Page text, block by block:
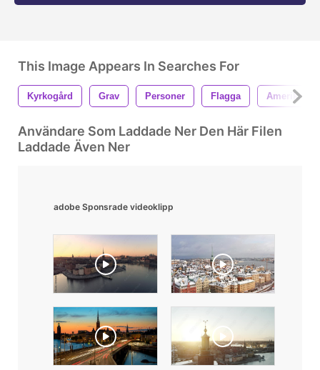
This Image Appears In Searches For
Kyrkogård Grav Personer Flagga Amerikan
Användare Som Laddade Ner Den Här Filen
Laddade Även Ner
adobe Sponsrade videoklipp